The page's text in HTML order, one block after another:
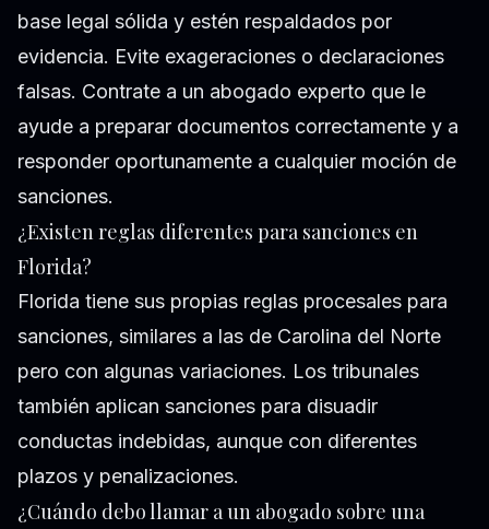
base legal sólida y estén respaldados por
evidencia. Evite exageraciones o declaraciones
falsas. Contrate a un abogado experto que le
ayude a preparar documentos correctamente y a
responder oportunamente a cualquier moción de
sanciones.
¿Existen reglas diferentes para sanciones en
Florida?
Florida tiene sus propias reglas procesales para
sanciones, similares a las de Carolina del Norte
pero con algunas variaciones. Los tribunales
también aplican sanciones para disuadir
conductas indebidas, aunque con diferentes
plazos y penalizaciones.
¿Cuándo debo llamar a un abogado sobre una